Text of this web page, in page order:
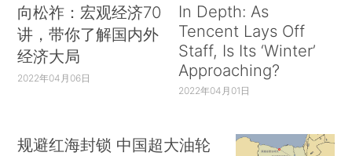
向松祚：宏观经济70
讲，带你了解国内外
经济大局
2022年04月06日
In Depth: As
Tencent Lays Off
Staff, Is Its ‘Winter’
Approaching?
2022年04月01日
规避红海封锁 中国超大油轮